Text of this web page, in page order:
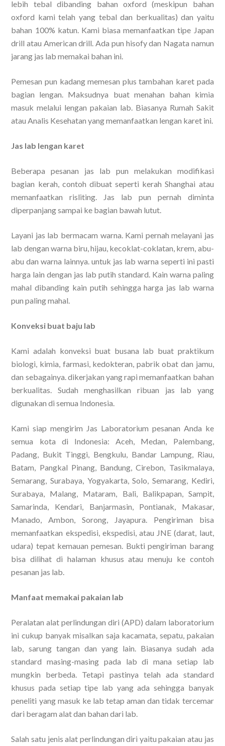
lebih tebal dibanding bahan oxford (meskipun bahan
oxford kami telah yang tebal dan berkualitas) dan yaitu
bahan 100% katun. Kami biasa memanfaatkan tipe Japan
drill atau American drill. Ada pun hisofy dan Nagata namun
jarang jas lab memakai bahan ini.
Pemesan pun kadang memesan plus tambahan karet pada
bagian lengan. Maksudnya buat menahan bahan kimia
masuk melalui lengan pakaian lab. Biasanya Rumah Sakit
atau Analis Kesehatan yang memanfaatkan lengan karet ini.
Jas lab lengan karet
Beberapa pesanan jas lab pun melakukan modifikasi
bagian kerah, contoh dibuat seperti kerah Shanghai atau
memanfaatkan risliting. Jas lab pun pernah diminta
diperpanjang sampai ke bagian bawah lutut.
Layani jas lab bermacam warna. Kami pernah melayani jas
lab dengan warna biru, hijau, kecoklat-coklatan, krem, abu-
abu dan warna lainnya. untuk jas lab warna seperti ini pasti
harga lain dengan jas lab putih standard. Kain warna paling
mahal dibanding kain putih sehingga harga jas lab warna
pun paling mahal.
Konveksi buat baju lab
Kami adalah konveksi buat busana lab buat praktikum
biologi, kimia, farmasi, kedokteran, pabrik obat dan jamu,
dan sebagainya. dikerjakan yang rapi memanfaatkan bahan
berkualitas. Sudah menghasilkan ribuan jas lab yang
digunakan di semua Indonesia.
Kami siap mengirim Jas Laboratorium pesanan Anda ke
semua kota di Indonesia: Aceh, Medan, Palembang,
Padang, Bukit Tinggi, Bengkulu, Bandar Lampung, Riau,
Batam, Pangkal Pinang, Bandung, Cirebon, Tasikmalaya,
Semarang, Surabaya, Yogyakarta, Solo, Semarang, Kediri,
Surabaya, Malang, Mataram, Bali, Balikpapan, Sampit,
Samarinda, Kendari, Banjarmasin, Pontianak, Makasar,
Manado, Ambon, Sorong, Jayapura. Pengiriman bisa
memanfaatkan ekspedisi, ekspedisi, atau JNE (darat, laut,
udara) tepat kemauan pemesan. Bukti pengiriman barang
bisa dilihat di halaman khusus atau menuju ke contoh
pesanan jas lab.
Manfaat memakai pakaian lab
Peralatan alat perlindungan diri (APD) dalam laboratorium
ini cukup banyak misalkan saja kacamata, sepatu, pakaian
lab, sarung tangan dan yang lain. Biasanya sudah ada
standard masing-masing pada lab di mana setiap lab
mungkin berbeda. Tetapi pastinya telah ada standard
khusus pada setiap tipe lab yang ada sehingga banyak
peneliti yang masuk ke lab tetap aman dan tidak tercemar
dari beragam alat dan bahan dari lab.
Salah satu jenis alat perlindungan diri yaitu pakaian atau jas